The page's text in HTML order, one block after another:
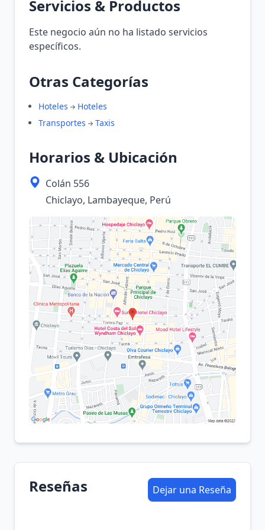
Servicios & Productos
Este negocio aún no ha listado servicios
específicos.
Otras Categorías
Hoteles
Hoteles
Transportes
Taxis
Horarios & Ubicación
Colán 556
Chiclayo, Lambayeque, Perú
Reseñas Dejar una Reseña